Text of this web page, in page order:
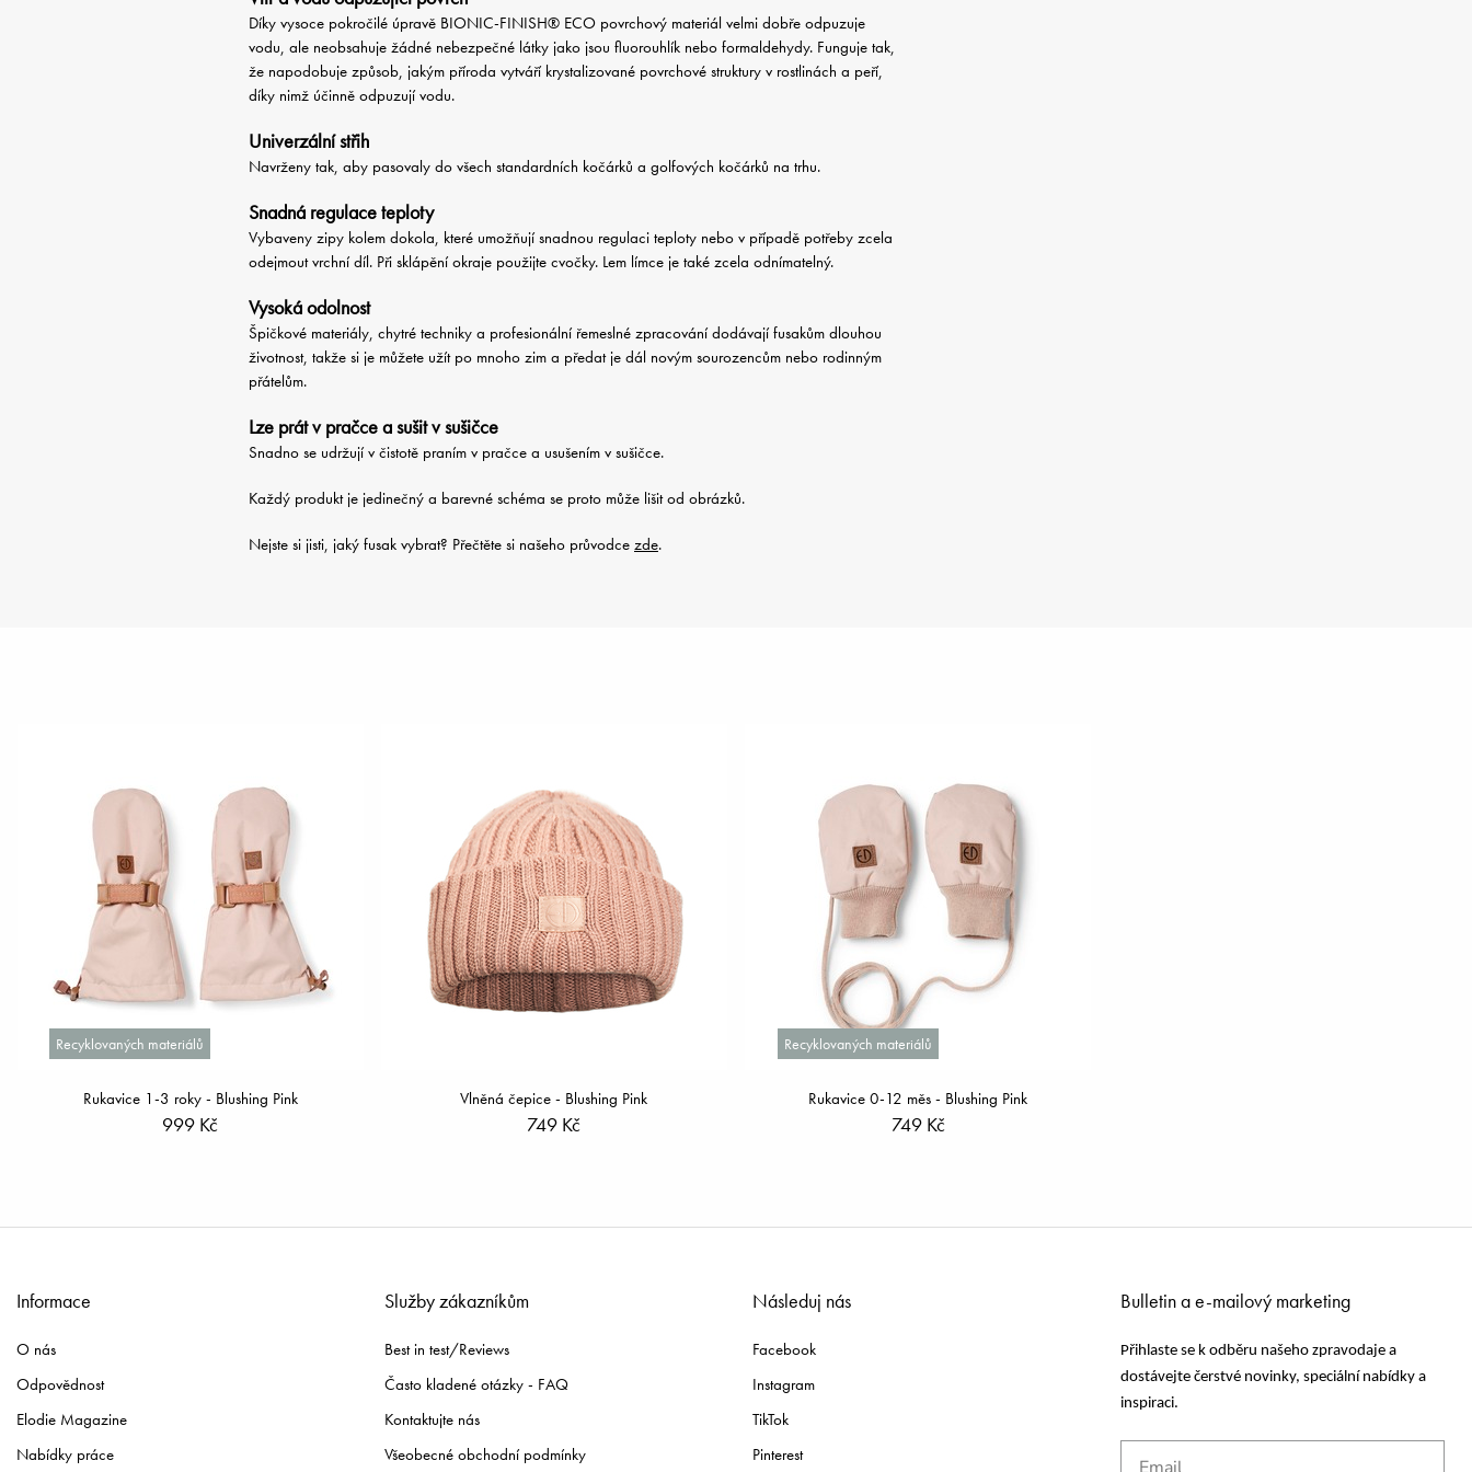
Díky vysoce pokročilé úpravě BIONIC-FINISH® ECO povrchový materiál velmi dobře odpuzuje
vodu, ale neobsahuje žádné nebezpečné látky jako jsou fluorouhlík nebo formaldehydy. Funguje tak,
že napodobuje způsob, jakým příroda vytváří krystalizované povrchové struktury v rostlinách a peří,
díky nimž účinně odpuzují vodu.
Univerzální střih
Navrženy tak, aby pasovaly do všech standardních kočárků a golfových kočárků na trhu.
Snadná regulace teploty
Vybaveny zipy kolem dokola, které umožňují snadnou regulaci teploty nebo v případě potřeby zcela
odejmout vrchní díl. Při sklápění okraje použijte cvočky. Lem límce je také zcela odnímatelný.
Vysoká odolnost
Špičkové materiály, chytré techniky a profesionální řemeslné zpracování dodávají fusakům dlouhou
životnost, takže si je můžete užít po mnoho zim a předat je dál novým sourozencům nebo rodinným
přátelům.
Lze prát v pračce a sušit v sušičce
Snadno se udržují v čistotě praním v pračce a usušením v sušičce.
Každý produkt je jedinečný a barevné schéma se proto může lišit od obrázků.
Nejste si jisti, jaký fusak vybrat? Přečtěte si našeho průvodce zde.
Recyklovaných materiálů
Rukavice 1-3 roky - Blushing Pink
999 Kč
Vlněná čepice - Blushing Pink
749 Kč
Recyklovaných materiálů
Rukavice 0-12 měs - Blushing Pink
749 Kč
Informace
O nás
Odpovědnost
Elodie Magazine
Nabídky práce
Služby zákazníkům
Best in test/Reviews
Často kladené otázky - FAQ
Kontaktujte nás
Všeobecné obchodní podmínky
Následuj nás
Facebook
Instagram
TikTok
Pinterest
Bulletin a e-mailový marketing
Přihlaste se k odběru našeho zpravodaje a
dostávejte čerstvé novinky, speciální nabídky a
inspiraci.